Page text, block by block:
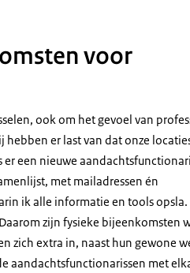
voor
ook om het gevoel van
er last van dat onze
er een nieuwe
met mailadressen én
ik alle informatie en tools
zijn fysieke bijeenkomsten
zich extra in, naast hun gewone
aandachtsfunctionarissen met